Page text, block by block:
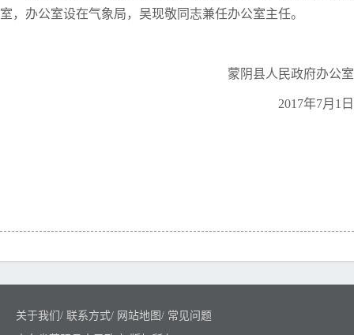
室，办公室设在气象局，吴现敬同志兼任办公室主任。
蒙阴县人民政府办公室
2017年7月1日
关于我们 / 联系方式/ 网站地图/ 常见问题